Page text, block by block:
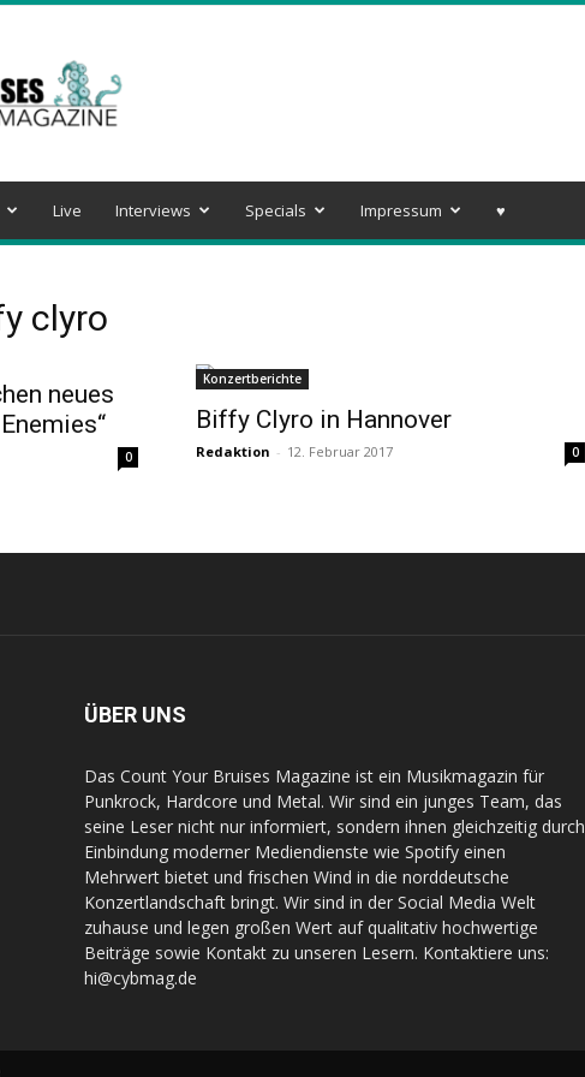
Live Interviews Specials Impressum ♥️
clyro
neues
0
Konzertberichte
Biffy Clyro in Hannover
Redaktion - 12. Februar 2017 0
ÜBER UNS
Das Count Your Bruises Magazine ist ein Musikmagazin für
Punkrock, Hardcore und Metal. Wir sind ein junges Team, das
seine Leser nicht nur informiert, sondern ihnen gleichzeitig durch
Einbindung moderner Mediendienste wie Spotify einen
Mehrwert bietet und frischen Wind in die norddeutsche
Konzertlandschaft bringt. Wir sind in der Social Media Welt
zuhause und legen großen Wert auf qualitativ hochwertige
Beiträge sowie Kontakt zu unseren Lesern. Kontaktiere uns:
hi@cybmag.de